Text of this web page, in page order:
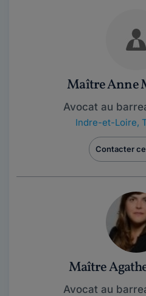
Maître Anne
Avocat au
Indre-et-Loire,
Contacter
Maître
Avocat au